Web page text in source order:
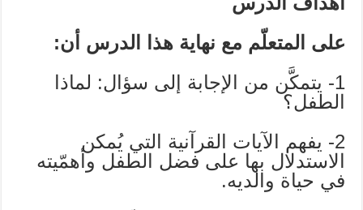
على المتعلّم مع نهاية هذا الدرس أن:
1- يتمكَّن من الإجابة إلى سؤال: لماذا
الطفل؟
2- يفهم الآيات القرآنية التي يُمكن
الاستدلال بها على فضل الطفل وأهمّيته
في حياة والديه.